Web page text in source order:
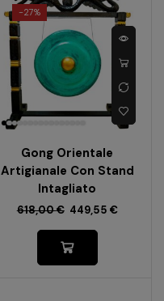
-27%
Gong Orientale
Artigianale Con Stand
Intagliato
618,00€ 449,55 €